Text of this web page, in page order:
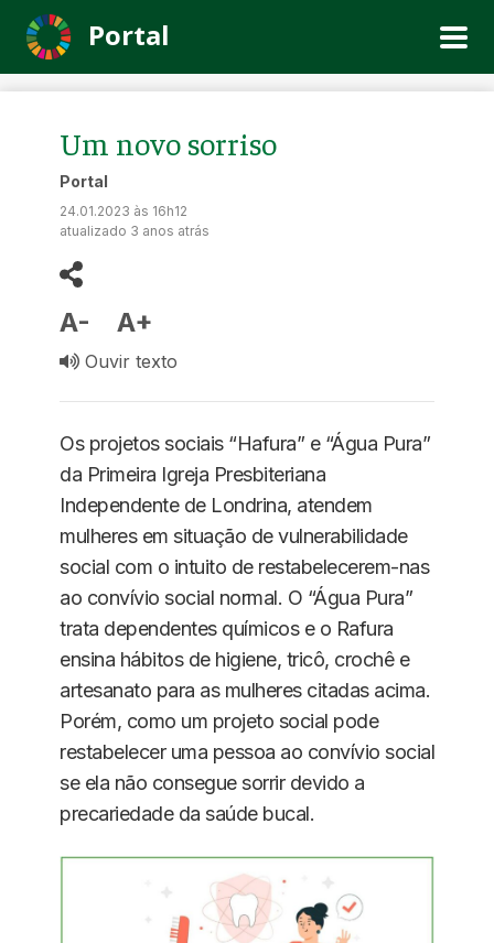
Portal
Um novo sorriso
Portal
24.01.2023 às 16h12
atualizado 3 anos atrás
A- A+
Ouvir texto
Os projetos sociais “Hafura” e “Água Pura”
da Primeira Igreja Presbiteriana
Independente de Londrina, atendem
mulheres em situação de vulnerabilidade
social com o intuito de restabelecerem-nas
ao convívio social normal. O “Água Pura”
trata dependentes químicos e o Rafura
ensina hábitos de higiene, tricô, crochê e
artesanato para as mulheres citadas acima.
Porém, como um projeto social pode
restabelecer uma pessoa ao convívio social
se ela não consegue sorrir devido a
precariedade da saúde bucal.